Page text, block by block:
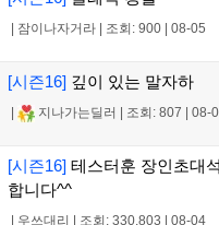
잠이나자거라 조회: 900 08-05
[시즌16] 깊이 있는 말자하
지나가는딜러 조회: 807 08-
[시즌16] 테스터훈 장인초대
합니다^^
우쓰대리 조회: 330,803 08-04